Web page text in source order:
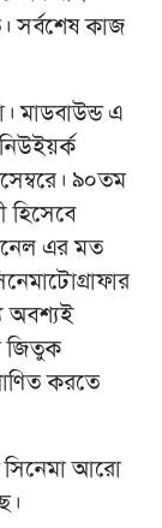
সর্বশেষ কাজ
মাডবাউন্ড এ
৯০তম
হিসেবে
এর মত
অবশ্যই
জিতুক
করতে
সিনেমা আরো